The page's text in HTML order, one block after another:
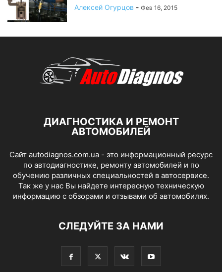
Алексей Огурцов - Фев 16, 2015
ДИАГНОСТИКА И РЕМОНТ
АВТОМОБИЛЕЙ
Сайт autodiagnos.com.ua - это информационный ресурс
по автодиагностике, ремонту автомобилей и по
обучению различных специальностей в автосервисе.
Так же у нас Вы найдете интересную техническую
информацию с обзорами и отзывами об автомобилях.
СЛЕДУЙТЕ ЗА НАМИ